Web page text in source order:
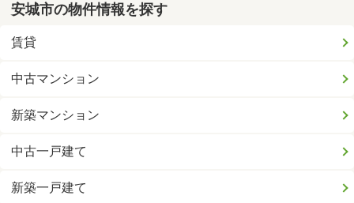
安城市の物件情報を探す
賃貸
中古マンション
新築マンション
中古一戸建て
新築一戸建て